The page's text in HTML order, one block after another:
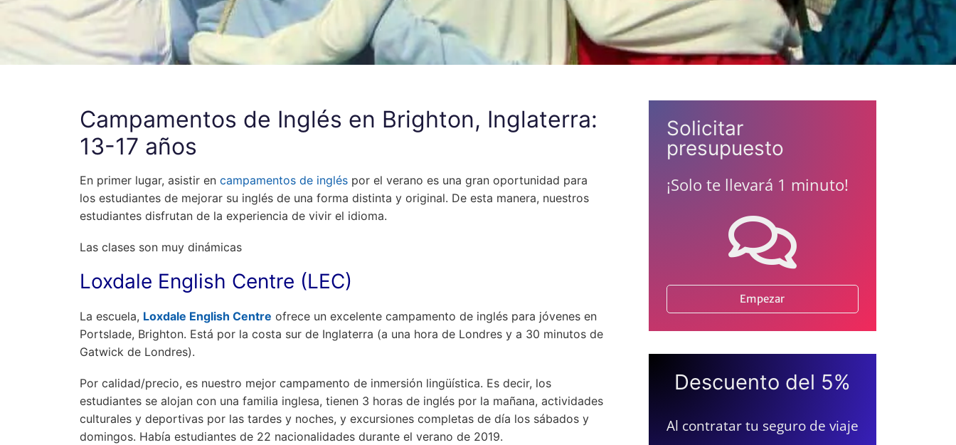
Campamentos de Inglés en Brighton, Inglaterra:
13-17 años
En primer lugar, asistir en campamentos de inglés por el verano es una gran oportunidad para
los estudiantes de mejorar su inglés de una forma distinta y original. De esta manera, nuestros
estudiantes disfrutan de la experiencia de vivir el idioma.
Las clases son muy dinámicas
Loxdale English Centre (LEC)
La escuela, Loxdale English Centre ofrece un excelente campamento de inglés para jóvenes en
Portslade, Brighton. Está por la costa sur de Inglaterra (a una hora de Londres y a 30 minutos de
Gatwick de Londres).
Por calidad/precio, es nuestro mejor campamento de inmersión lingüística. Es decir, los
estudiantes se alojan con una familia inglesa, tienen 3 horas de inglés por la mañana, actividades
culturales y deportivas por las tardes y noches, y excursiones completas de día los sábados y
domingos. Había estudiantes de 22 nacionalidades durante el verano de 2019.
Solicitar
presupuesto
¡Solo te llevará 1 minuto!
Empezar
Descuento del 5%
Al contratar tu seguro de viaje